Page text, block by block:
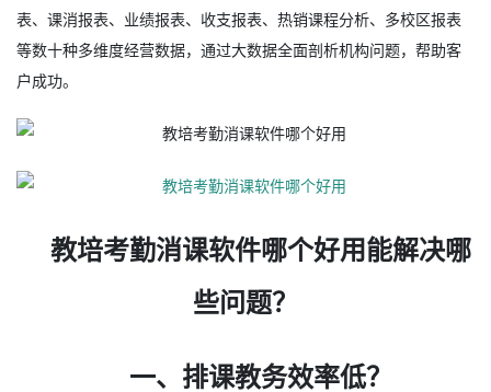
表、课消报表、业绩报表、收支报表、热销课程分析、多校区报表
等数十种多维度经营数据，通过大数据全面剖析机构问题，帮助客
户成功。
教培考勤消课软件哪个好用能解决哪
些问题？
一、排课教务效率低？